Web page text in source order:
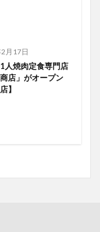
月17日
人焼肉定食専門店
商店」がオープン
】